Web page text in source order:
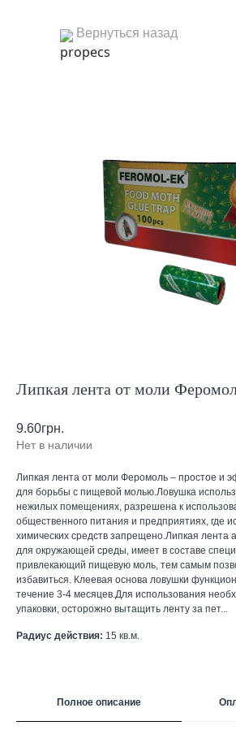
Вернуться назад
Липкая лента от моли
9.60грн.
Нет в наличии
Липкая лента от моли Феромоль – простое и
для борьбы с пищевой молью.Ловушка
нежилых помещениях, разрешена к
общественного питания и предприятиях, где
химических средств запрещено.Липкая лента
для окружающей среды, имеет в составе
привлекающий пищевую моль, тем самым
избавиться. Клеевая основа ловушки
течение 3-4 месяцев.Для использования
упаковки, осторожно вытащить ленту за пет...
Радиус действия: 15 кв.м.
Полное описание